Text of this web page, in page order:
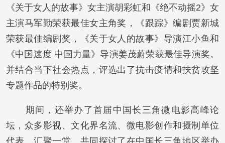
《关于女人的故事》女主演胡彩虹和《绝不动摇2》女
主演马军勤荣获最佳女主角奖，《跟踪》编剧贾新城
荣获最佳编剧奖，《关于女人的故事》导演江小鱼和
《中国速度 中国力量》导演姜茂蔚荣获最佳导演奖。
并结合当下社会热点，评选出了抗击疫情和扶贫攻坚
专题作品的特别奖。
期间，还举办了首届中国长三角微电影高峰论
坛，众多影视、文化界名流、微电影创作和摄制单位
代表，汇聚一堂，共同探讨了在中国长三角地区举办